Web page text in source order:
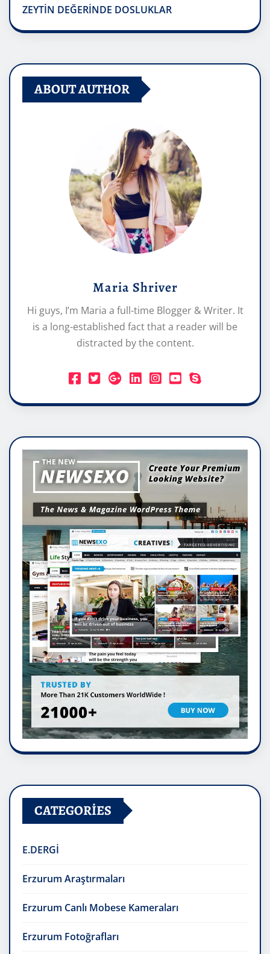
ZEYTİN DEĞERİNDE DOSLUKLAR
ABOUT AUTHOR
Maria Shriver
Hi guys, I’m Maria a full-time Blogger & Writer. It
is a long-established fact that a reader will be
distracted by the content.
CATEGORIES
E.DERGİ
Erzurum Araştırmaları
Erzurum Canlı Mobese Kameraları
Erzurum Fotoğrafları